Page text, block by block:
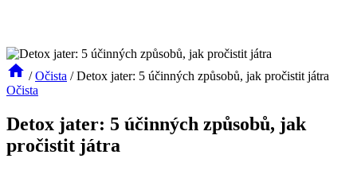
/ Očista / Detox jater: 5 účinných způsobů, jak pročistit játra
Očista
Detox jater: 5 účinných způsobů, jak
pročistit játra